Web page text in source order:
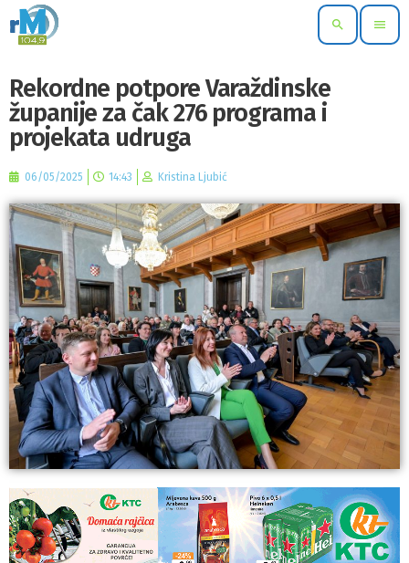
search menu
Rekordne potpore Varaždinske
županije za čak 276 programa i
projekata udruga
06/05/2025 14:43 Kristina Ljubić